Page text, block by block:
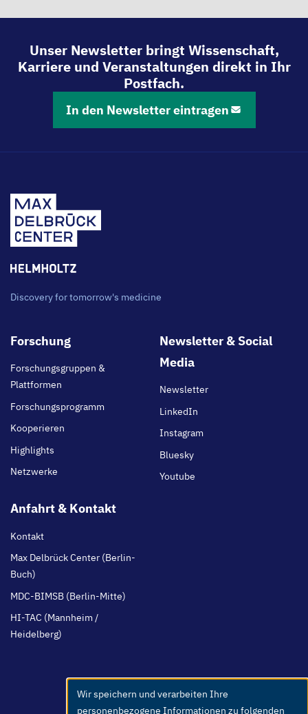
Unser Newsletter bringt Wissenschaft,
Karriere und Veranstaltungen direkt in Ihr
Postfach.
In den Newsletter eintragen
Discovery for tomorrow's medicine
Footer
Forschung
Forschungsgruppen &
Plattformen
Forschungsprogramm
Kooperieren
Highlights
Netzwerke
Newsletter & Social
Media
Newsletter
LinkedIn
Instagram
Bluesky
Youtube
Anfahrt & Kontakt
Kontakt
Max Delbrück Center (Berlin-
Buch)
MDC-BIMSB (Berlin-Mitte)
HI-TAC (Mannheim /
Heidelberg)
Use
Wir speichern und verarbeiten Ihre
personenbezogene Informationen zu folgenden